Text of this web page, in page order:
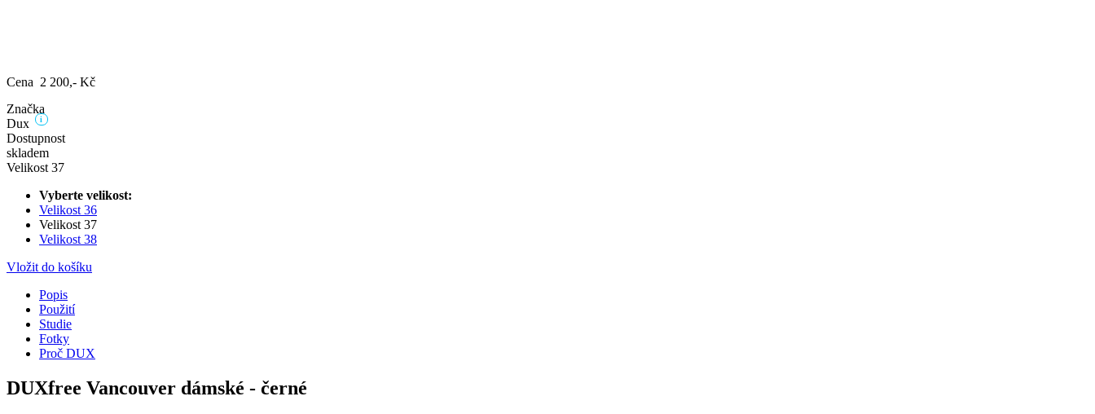
Cena 2 200,- Kč
Značka
Dux
i
Dostupnost
skladem
Velikost 37
Vyberte velikost:
Velikost 36
Velikost 37
Velikost 38
Vložit do košíku
Popis
Použití
Studie
Fotky
Proč DUX
DUXfree Vancouver dámské - černé